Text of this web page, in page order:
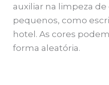
auxiliar na limpeza de
pequenos, como
hotel. As cores
forma aleatória.